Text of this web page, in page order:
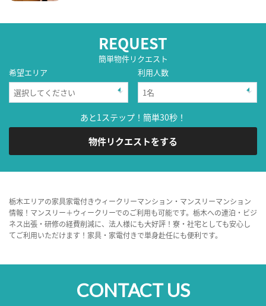
REQUEST
簡単物件リクエスト
希望エリア
利用人数
あと1ステップ！簡単30秒！
物件リクエストをする
栃木エリアの家具家電付きウィークリーマンション・マンスリーマンション
情報！マンスリー＋ウィークリーでのご利用も可能です。栃木への連泊・ビジ
ネス出張・研修の経費削減に、法人様にも大好評！寮・社宅としても安心し
てご利用いただけます！家具・家電付きで単身赴任にも便利です。
CONTACT US